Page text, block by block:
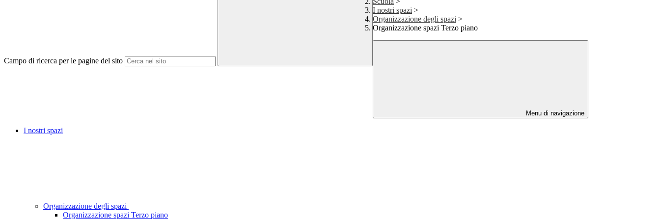
Campo di ricerca per le pagine del sito
I nostri spazi >
Organizzazione degli spazi >
Organizzazione spazi Terzo piano
Menu di navigazione
I nostri spazi
Organizzazione degli spazi
Organizzazione spazi Terzo piano